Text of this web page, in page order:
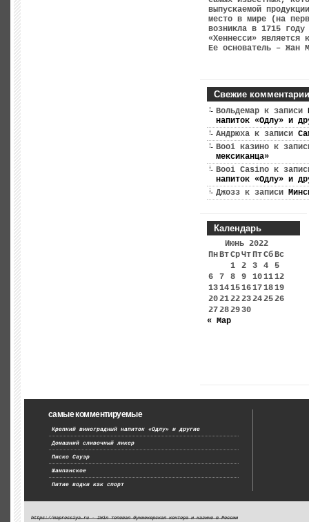
выпускаемой
место в мире (на
возникла в 1715
«Хеннесси» является
Ее основатель – Жан
Свежие комментарии
Вольдемар к записи
напиток «Одлу» и
Андрюха к записи
Booi казино к
мексиканца»
Booi Casino к
напиток «Одлу» и
Джозз к записи
Календарь
Июнь 2022
ПнВтСрЧтПтСбВс
1
2 3 4
5
6
7 8 9 101112
13141516171819
20212223242526
27282930
« Мар
самые комментируемые
Крепкий виноградный напиток «Одлу» и другие
Домашний сливочный ликер
Писко Сауэр
Шампанское
Питие водки как спорт
https://maprossiya.ru - 1Win топовая букмекерская контора и казино в России